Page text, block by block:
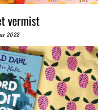
vermist
2022